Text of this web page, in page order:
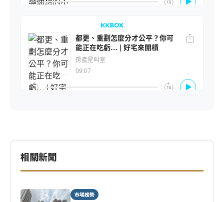
相關新聞
市場趨勢